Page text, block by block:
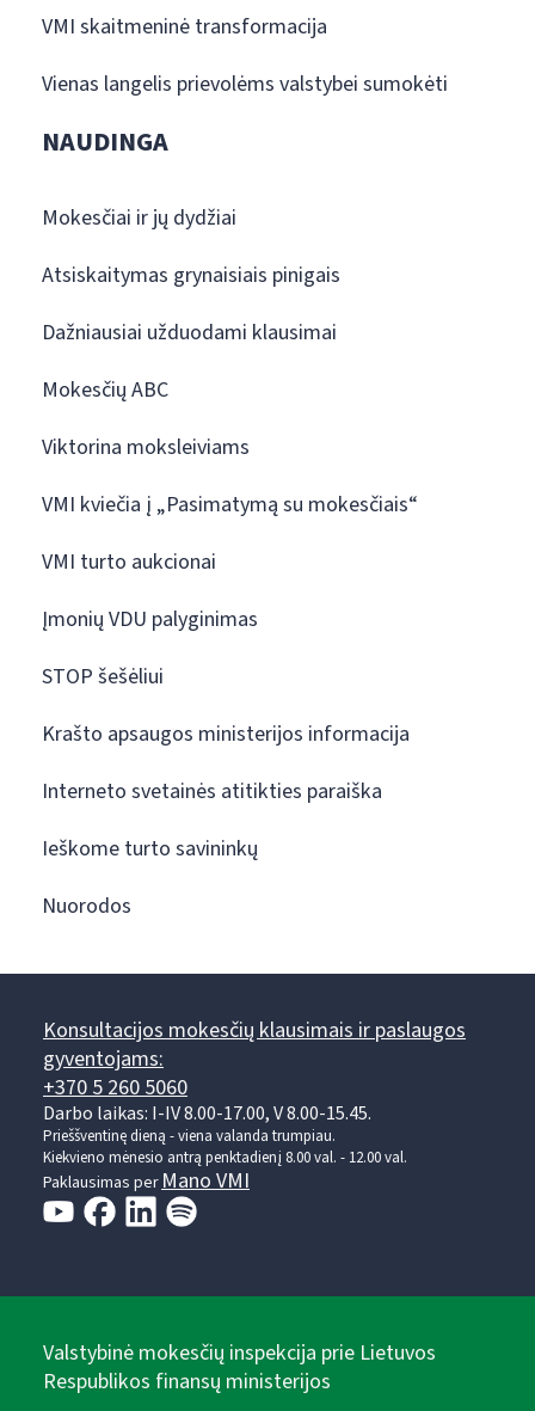
VMI skaitmeninė transformacija
Vienas langelis prievolėms valstybei sumokėti
NAUDINGA
Mokesčiai ir jų dydžiai
Atsiskaitymas grynaisiais pinigais
Dažniausiai užduodami klausimai
Mokesčių ABC
Viktorina moksleiviams
VMI kviečia į „Pasimatymą su mokesčiais“
VMI turto aukcionai
Įmonių VDU palyginimas
STOP šešėliui
Krašto apsaugos ministerijos informacija
Interneto svetainės atitikties paraiška
Ieškome turto savininkų
Nuorodos
Konsultacijos mokesčių klausimais ir paslaugos
gyventojams:
+370 5 260 5060
Darbo laikas: I-IV 8.00-17.00, V 8.00-15.45.
Prieššventinę dieną - viena valanda trumpiau.
Kiekvieno mėnesio antrą penktadienį 8.00 val. - 12.00 val.
Paklausimas perMano VMI
Valstybinė mokesčių inspekcija prie Lietuvos
Respublikos finansų ministerijos